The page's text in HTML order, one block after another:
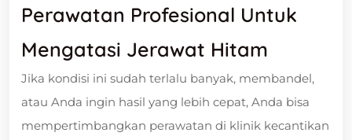
Perawatan Profesional Untuk
Mengatasi Jerawat Hitam
Jika kondisi ini sudah terlalu banyak, membandel,
atau Anda ingin hasil yang lebih cepat, Anda bisa
mempertimbangkan perawatan di klinik kecantikan